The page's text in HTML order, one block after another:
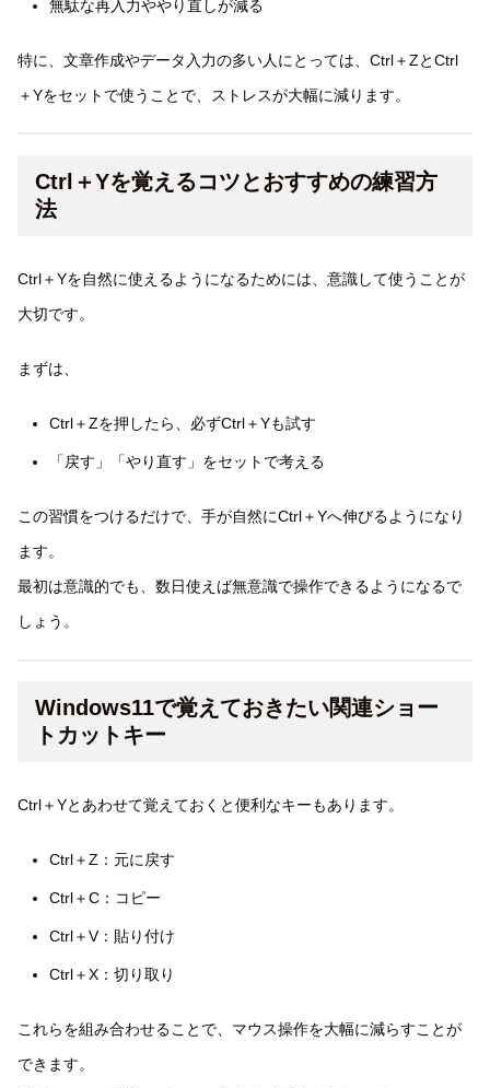
無駄な再入力ややり直しが減る
特に、文章作成やデータ入力の多い人にとっては、Ctrl＋ZとCtrl
＋Yをセットで使うことで、ストレスが大幅に減ります。
Ctrl＋Yを覚えるコツとおすすめの練習方
法
Ctrl＋Yを自然に使えるようになるためには、意識して使うことが
大切です。
まずは、
Ctrl＋Zを押したら、必ずCtrl＋Yも試す
「戻す」「やり直す」をセットで考える
この習慣をつけるだけで、手が自然にCtrl＋Yへ伸びるようになり
ます。
最初は意識的でも、数日使えば無意識で操作できるようになるで
しょう。
Windows11で覚えておきたい関連ショー
トカットキー
Ctrl＋Yとあわせて覚えておくと便利なキーもあります。
Ctrl＋Z：元に戻す
Ctrl＋C：コピー
Ctrl＋V：貼り付け
Ctrl＋X：切り取り
これらを組み合わせることで、マウス操作を大幅に減らすことが
できます。